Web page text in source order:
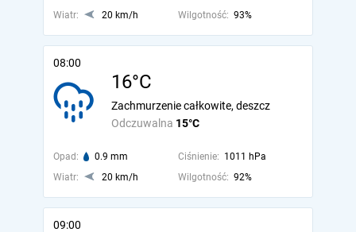
Wiatr: 20 km/h Wilgotność: 93%
08:00
16°C
Odczuwalna 15°C
Zachmurzenie całkowite, deszcz
Opad: 0.9 mm Ciśnienie: 1011 hPa
Wiatr:
20 km/h Wilgotność: 92%
09:00